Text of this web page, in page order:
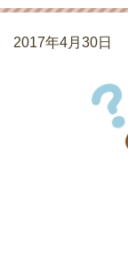
2017年4月30日